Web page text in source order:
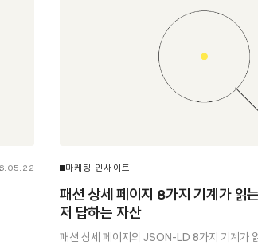
마케팅 인사이트
패션 상세 페이지 8가지 기계가 읽
저 답하는 자산
패션 상세 페이지의 JSON-LD 8가지 기계가